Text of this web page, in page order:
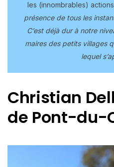
les (innombrables)
présence de tous les
C’est déjà dur à notre
maires des petits villages
lequel
Christian
de Pont-du-